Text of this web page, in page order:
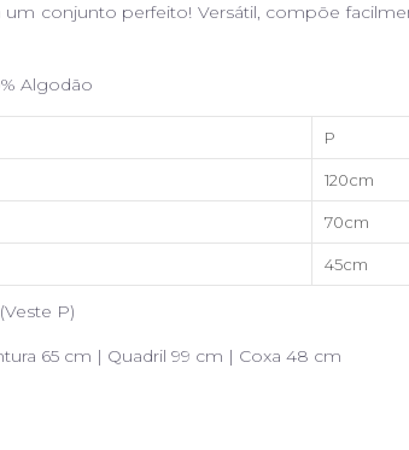
um conjunto perfeito! Versátil, compõe
Algodão
P
120cm
70cm
45cm
P)
65 cm | Quadril 99 cm | Coxa 48 cm